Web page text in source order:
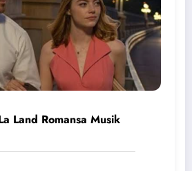
Land Romansa Musik